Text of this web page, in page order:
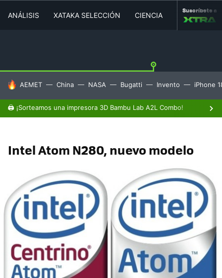
ANÁLISIS XATAKA SELECCIÓN CIENCIA MOVILIDAD
Suscríbete a
HOY SE HABLA DE
AEMET China NASA Bugatti Invento iPhone
🖨️ ¡Sorteamos una impresora 3D Bambu Lab A2L Combo!
Intel Atom N280, nuevo modelo